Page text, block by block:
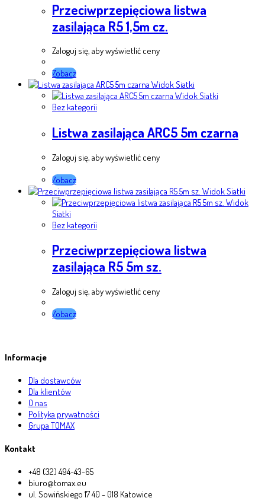
Przeciwprzepięciowa listwa
zasilająca R5 1,5m cz.
Zaloguj się, aby wyświetlić ceny
Zobacz
Widok Siatki
Widok Siatki
Bez kategorii
Listwa zasilająca ARC5 5m czarna
Zaloguj się, aby wyświetlić ceny
Zobacz
Widok Siatki
Widok
Siatki
Bez kategorii
Przeciwprzepięciowa listwa
zasilająca R5 5m sz.
Zaloguj się, aby wyświetlić ceny
Zobacz
Informacje
Dla dostawców
Dla klientów
O nas
Polityka prywatności
Grupa TOMAX
Kontakt
+48 (32) 494-43-65
biuro@tomax.eu
ul. Sowińskiego 17 40 - 018 Katowice